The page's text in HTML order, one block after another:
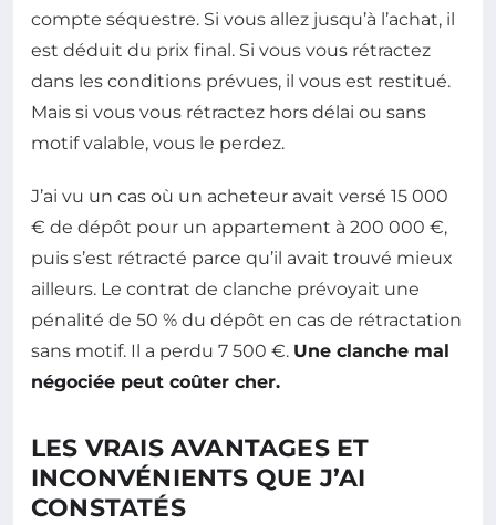
compte séquestre. Si vous allez jusqu’à l’achat, il
est déduit du prix final. Si vous vous rétractez
dans les conditions prévues, il vous est restitué.
Mais si vous vous rétractez hors délai ou sans
motif valable, vous le perdez.
J’ai vu un cas où un acheteur avait versé 15 000
€ de dépôt pour un appartement à 200 000 €,
puis s’est rétracté parce qu’il avait trouvé mieux
ailleurs. Le contrat de clanche prévoyait une
pénalité de 50 % du dépôt en cas de rétractation
sans motif. Il a perdu 7 500 €. Une clanche mal
négociée peut coûter cher.
LES VRAIS AVANTAGES ET
INCONVÉNIENTS QUE J’AI
CONSTATÉS